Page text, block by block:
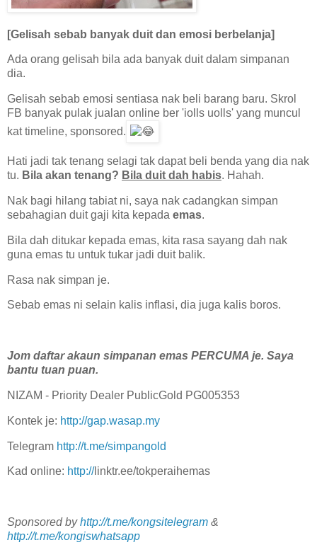
[Gelisah sebab banyak duit dan emosi berbelanja]
Ada orang gelisah bila ada banyak duit dalam simpanan
dia.
Gelisah sebab emosi sentiasa nak beli barang baru. Skrol
FB banyak pulak jualan online ber 'iolls uolls' yang muncul
kat timeline, sponsored.
Hati jadi tak tenang selagi tak dapat beli benda yang dia nak
tu. Bila akan tenang? Bila duit dah habis. Hahah.
Nak bagi hilang tabiat ni, saya nak cadangkan simpan
sebahagian duit gaji kita kepada emas.
Bila dah ditukar kepada emas, kita rasa sayang dah nak
guna emas tu untuk tukar jadi duit balik.
Rasa nak simpan je.
Sebab emas ni selain kalis inflasi, dia juga kalis boros.
Jom daftar akaun simpanan emas PERCUMA je. Saya
bantu tuan puan.
NIZAM - Priority Dealer PublicGold PG005353
Kontek je: http://gap.wasap.my
Telegram http://t.me/simpangold
Kad online: http://linktr.ee/tokperaihemas
Sponsored byhttp://t.me/kongsitelegram &
http://t.me/kongiswhatsapp